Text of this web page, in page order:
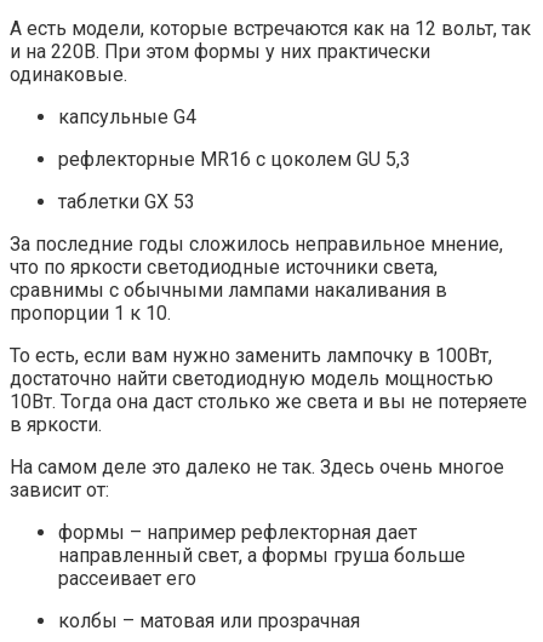
А есть модели, которые встречаются как на 12 вольт, так
и на 220В. При этом формы у них практически
одинаковые.
капсульные G4
рефлекторные MR16 с цоколем GU 5,3
таблетки GX 53
За последние годы сложилось неправильное мнение,
что по яркости светодиодные источники света,
сравнимы с обычными лампами накаливания в
пропорции 1 к 10.
То есть, если вам нужно заменить лампочку в 100Вт,
достаточно найти светодиодную модель мощностью
10Вт. Тогда она даст столько же света и вы не потеряете
в яркости.
На самом деле это далеко не так. Здесь очень многое
зависит от:
формы – например рефлекторная дает
направленный свет, а формы груша больше
рассеивает его
колбы – матовая или прозрачная